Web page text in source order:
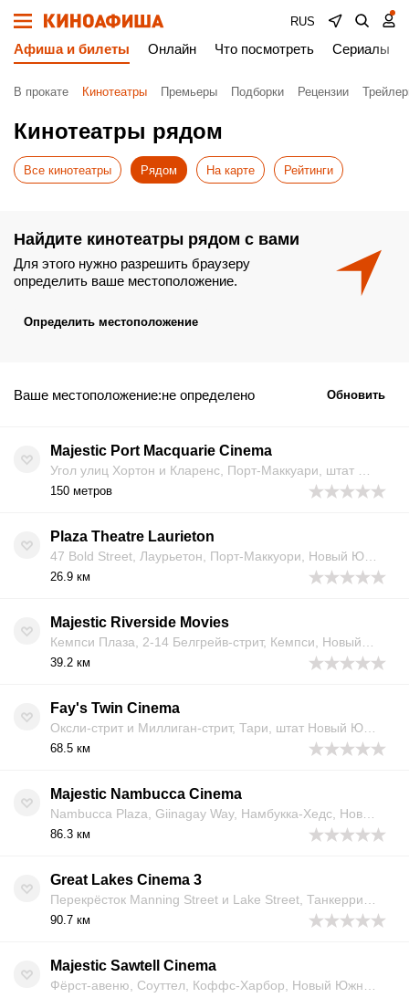
RUS
Афиша и билеты Онлайн Что посмотреть Сериалы
В прокате Кинотеатры Премьеры Подборки Рецензии
Кинотеатры рядом
Все кинотеатры Рядом На карте Рейтинги
Найдите кинотеатры рядом с вами
Для этого нужно разрешить браузеру
определить ваше местоположение.
Определить местоположение
Ваше местоположение:не определено Обновить
Majestic Port Macquarie Cinema
150 метров
Plaza Theatre Laurieton
26.9 км
Majestic Riverside Movies
39.2 км
Fay's Twin Cinema
68.5 км
Majestic Nambucca Cinema
86.3 км
Great Lakes Cinema 3
90.7 км
Majestic Sawtell Cinema